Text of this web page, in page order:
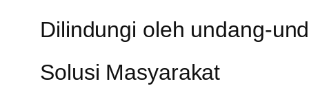
Dilindungi oleh undang-
Solusi Masyarakat